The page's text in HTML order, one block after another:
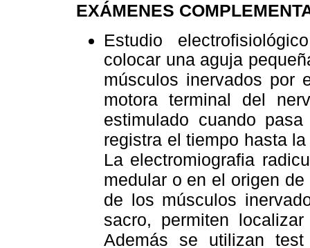
EXÁMENES
Estudio
colocar una aguja
músculos inervados por
motora terminal del
estimulado cuando
registra el tiempo hasta
La electromiografia
medular o en el origen
de los músculos
sacro, permiten
Además se utilizan